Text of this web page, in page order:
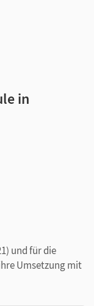
in
und für die
Umsetzung mit